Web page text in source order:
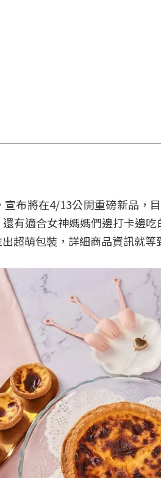
布將在4/13公開重磅新品，
有適合女神媽媽們邊打卡邊
超萌包裝，詳細商品資訊就等